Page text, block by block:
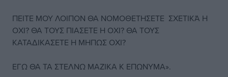
ΠΕΙΤΕ ΜΟΥ ΛΟΙΠΟΝ ΘΑ ΝΟΜΟΘΕΤΗΣΕΤΕ ΣΧΕΤΙΚΆ Η
ΟΧΙ? ΘΑ ΤΟΥΣ ΠΙΑΣΕΤΕ Η ΟΧΙ? ΘΑ ΤΟΥΣ
ΚΑΤΑΔΙΚΑΣΕΤΕ Η ΜΗΠΩΣ ΟΧΙ?
ΕΓΩ ΘΑ ΤΑ ΣΤΕΛΝΩ ΜΑΖΙΚΑ Κ ΕΠΩΝΥΜΑ».